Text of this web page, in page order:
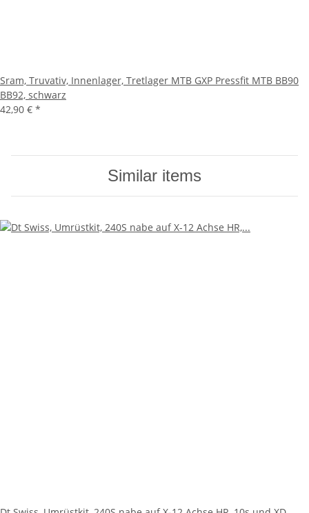
Sram, Truvativ, Innenlager, Tretlager MTB GXP Pressfit MTB BB90
BB92, schwarz
42,90 € *
Similar items